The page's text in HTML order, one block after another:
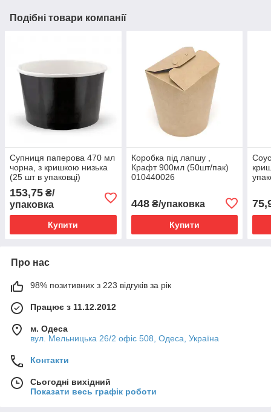
Подібні товари компанії
Супниця паперова 470 мл
чорна, з кришкою низька
(25 шт в упаковці)
153,75 ₴/
упаковка
Купити
Коробка під лапшу ,
Крафт 900мл (50шт/пак)
010440026
448₴/упаковка
Купити
Про нас
98% позитивних з 223 відгуків за рік
Працює з 11.12.2012
м. Одеса
вул. Мельницька 26/2 офіс 508, Одеса, Україна
Контакти
Сьогодні вихідний
Показати весь графік роботи